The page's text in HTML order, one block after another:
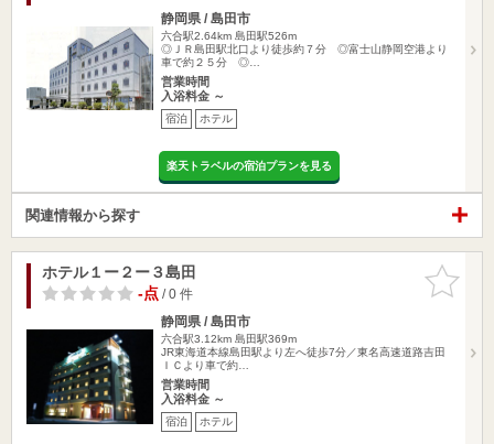
静岡県 / 島田市
六合駅2.64km 島田駅526m
◎ＪＲ島田駅北口より徒歩約７分 ◎富士山静岡空港より
車で約２５分 ◎…
営業時間
入浴料金 ～
宿泊 ホテル
楽天トラベルの宿泊プランを見る
関連情報から探す
お気に入
りに追加
ホテル１ー２ー３島田
-点/ 0 件
静岡県 / 島田市
六合駅3.12km 島田駅369m
JR東海道本線島田駅より左へ徒歩7分／東名高速道路吉田
ＩＣより車で約…
営業時間
入浴料金 ～
宿泊 ホテル